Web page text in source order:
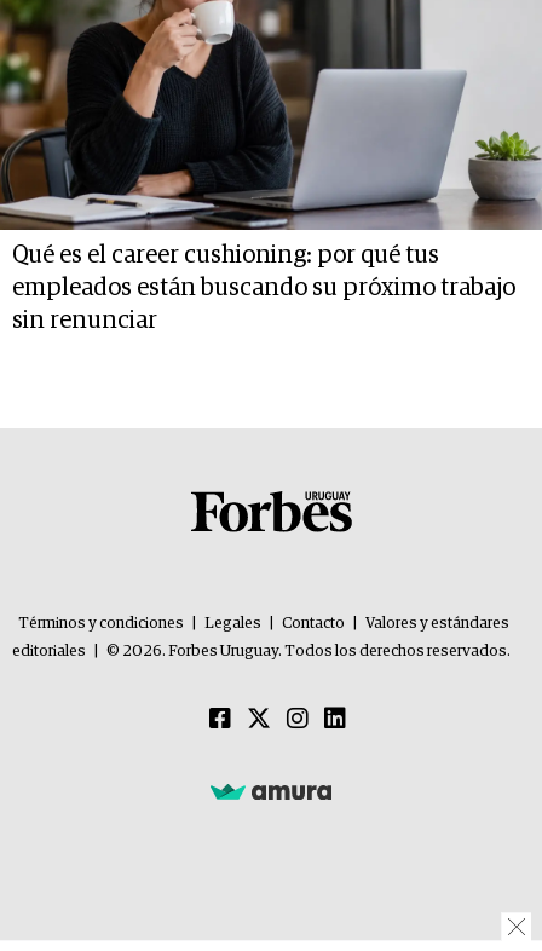
Qué es el career cushioning: por qué tus
empleados están buscando su próximo trabajo
sin renunciar
Términos y condiciones Legales Contacto
Valores y estándares
editoriales
© 2026. Forbes Uruguay. Todos los derechos reservados.